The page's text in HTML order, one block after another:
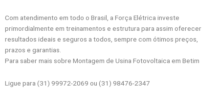
Com atendimento em todo o Brasil, a Força Elétrica investe
primordialmente em treinamentos e estrutura para assim oferecer
resultados ideais e seguros a todos, sempre com ótimos preços,
prazos e garantias.
Para saber mais sobre Montagem de Usina Fotovoltaica em Betim
Ligue para (31) 99972-2069 ou (31) 98476-2347